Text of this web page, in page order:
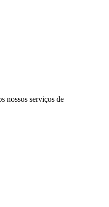
nossos serviços de